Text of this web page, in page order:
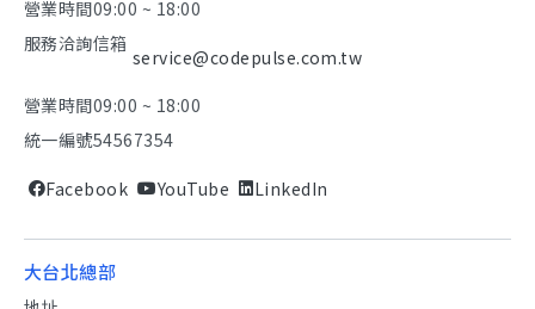
營業時間09:00 ~ 18:00
服務洽詢信箱
service@codepulse.com.tw
營業時間09:00 ~ 18:00
統一編號54567354
Facebook YouTube LinkedIn
大台北總部